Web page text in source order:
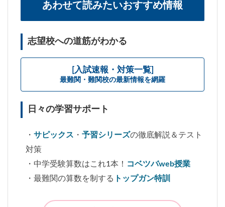
あわせて読みたいおすすめ情報
志望校への道筋がわかる
[入試速報・対策一覧]
最難関・難関校の最新情報を網羅
日々の学習サポート
・ サピックス ・ 予習シリーズの徹底解説＆テスト
対策
・中学受験算数はこれ1本！ コベツバweb授業
・最難関の算数を制する トップガン特訓